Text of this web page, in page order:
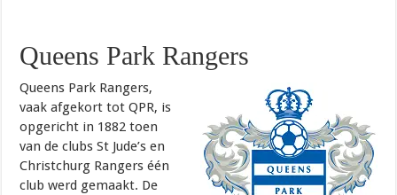
Queens Park Rangers
Queens Park Rangers,
vaak afgekort tot QPR, is
opgericht in 1882 toen
van de clubs St Jude’s en
Christchurg Rangers één
club werd gemaakt. De